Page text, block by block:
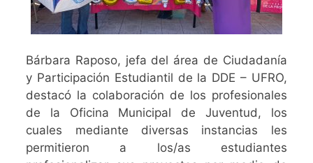
Bárbara Raposo, jefa del área de Ciudadanía
y Participación Estudiantil de la DDE – UFRO,
destacó la colaboración de los profesionales
de la Oficina Municipal de Juventud, los
cuales mediante diversas instancias les
permitieron a los/as estudiantes